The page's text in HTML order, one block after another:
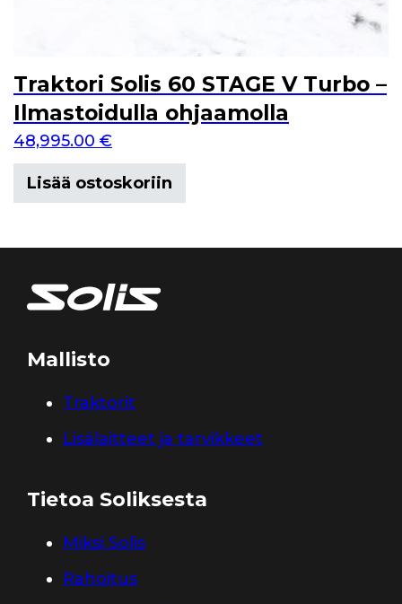
Traktori Solis 60 STAGE V Turbo –
Ilmastoidulla ohjaamolla
48,995.00 €
Lisää ostoskoriin
Mallisto
Traktorit
Lisälaitteet ja tarvikkeet
Tietoa Soliksesta
Miksi Solis
Rahoitus